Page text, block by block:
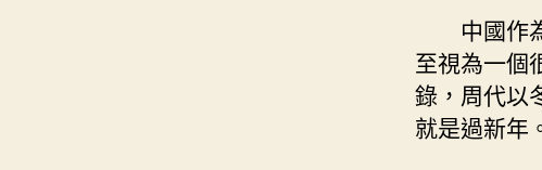
中國作
至視為一個
錄，周代以
就是過新年